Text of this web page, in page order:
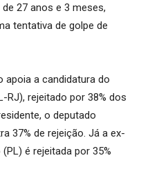
27 anos e 3 meses,
tentativa de golpe de
apoia a candidatura do
RJ), rejeitado por 38% dos
o deputado
37% de rejeição. Já a ex-
é rejeitada por 35%